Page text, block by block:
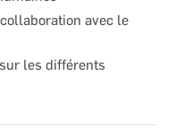
avec le
les différents